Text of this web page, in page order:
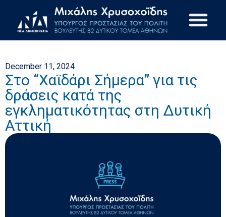
December 11, 2024
Στο “Χαϊδάρι Σήμερα” για τις
δράσεις κατά της
εγκληματικότητας στη Δυτική
Αττική